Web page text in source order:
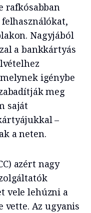
rafkósabban
Nagyjából
a bankkártyás
igénybe
meg
saját
–
a neten.
azért nagy
vele lehúzni a
vette. Az ugyanis